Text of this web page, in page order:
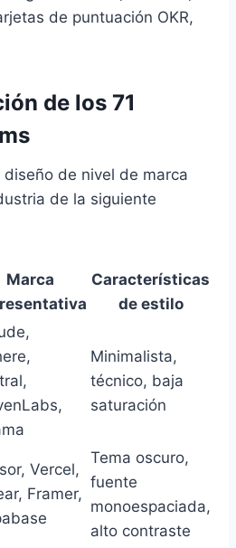
de puntuación OKR,
de los 71
de nivel de marca
de la siguiente
Marca
Características
de estilo
Minimalista,
técnico, baja
saturación
Vercel,
Framer,
Tema oscuro,
fuente
monoespaciada,
alto contraste